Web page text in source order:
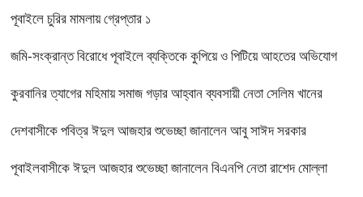
পূবাইলে চুরির মামলায় গ্রেপ্তার ১
জমি-সংক্রান্ত বিরোধে পূবাইলে ব্যক্তিকে কুপিয়ে ও পিটিয়ে আহতের অভিযোগ
কুরবানির ত্যাগের মহিমায় সমাজ গড়ার আহ্বান ব্যবসায়ী নেতা সেলিম খানের
দেশবাসীকে পবিত্র ঈদুল আজহার শুভেচ্ছা জানালেন আবু সাঈদ সরকার
পূবাইলবাসীকে ঈদুল আজহার শুভেচ্ছা জানালেন বিএনপি নেতা রাশেদ মোল্লা